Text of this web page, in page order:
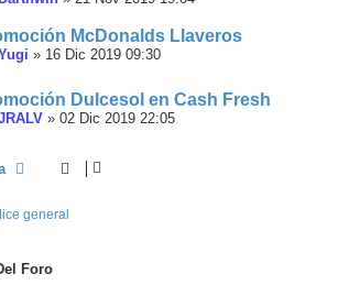
McDonalds Llaveros
» 16 Dic 2019 09:30
Dulcesol en Cash Fresh
» 02 Dic 2019 22:05
general
Foro